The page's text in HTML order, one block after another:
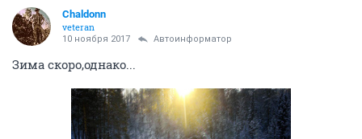
Chaldonn
veteran
10 ноября 2017 Автоинформатор
Зима скоро,однако...